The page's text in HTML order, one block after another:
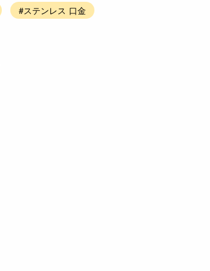
#ステンレス 口金